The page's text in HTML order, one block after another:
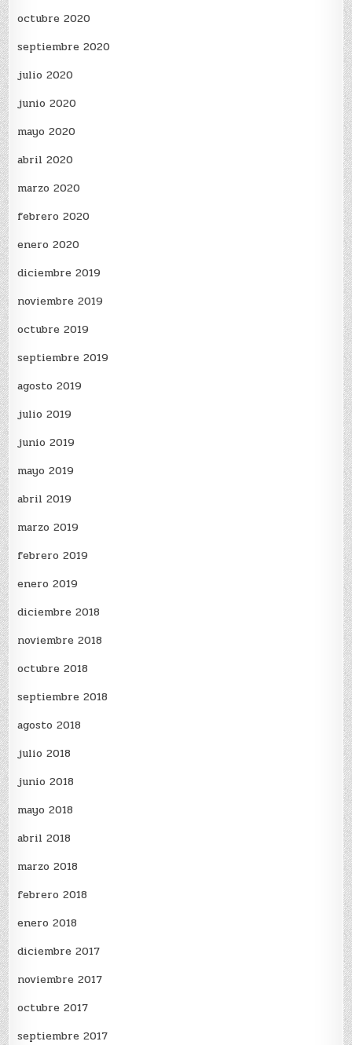
octubre 2020
septiembre 2020
julio 2020
junio 2020
mayo 2020
abril 2020
marzo 2020
febrero 2020
enero 2020
diciembre 2019
noviembre 2019
octubre 2019
septiembre 2019
agosto 2019
julio 2019
junio 2019
mayo 2019
abril 2019
marzo 2019
febrero 2019
enero 2019
diciembre 2018
noviembre 2018
octubre 2018
septiembre 2018
agosto 2018
julio 2018
junio 2018
mayo 2018
abril 2018
marzo 2018
febrero 2018
enero 2018
diciembre 2017
noviembre 2017
octubre 2017
septiembre 2017